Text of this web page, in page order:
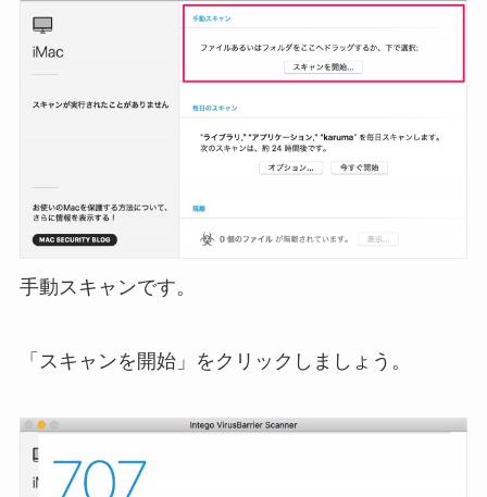
手動スキャンです。
「スキャンを開始」をクリックしましょう。